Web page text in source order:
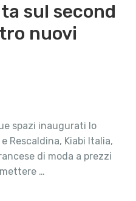
sul second
nuovi
spazi inaugurati lo
Rescaldina, Kiabi Italia,
di moda a prezzi
…